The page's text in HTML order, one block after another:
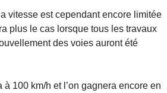
vitesse est cependant encore limitée
plus le cas lorsque tous les travaux
des voies auront été
à 100 km/h et l’on gagnera encore en